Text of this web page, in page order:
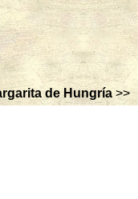
de Hungría >>